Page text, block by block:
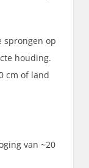
sprongen op
houding.
cm of land
van ~20